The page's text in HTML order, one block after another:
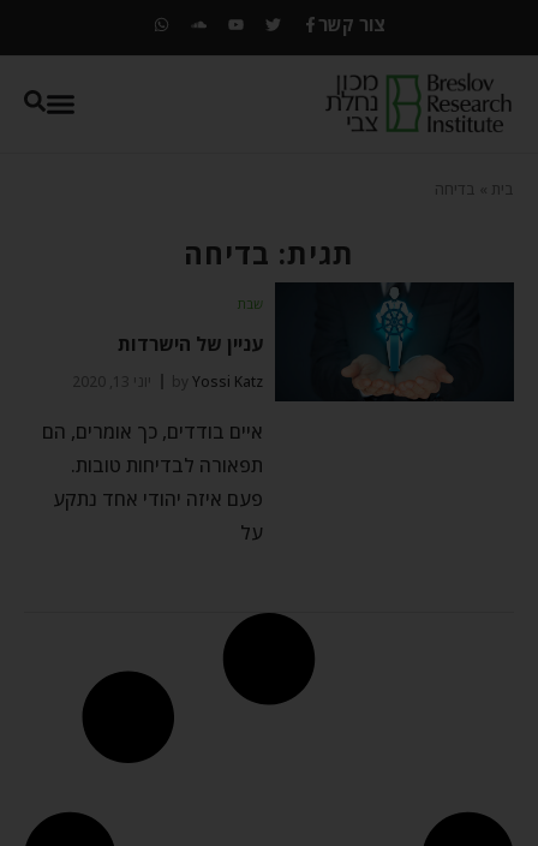
צור קשר
בית בדיחה
תגית: בדיחה
שבת
עניין של הישרדות
byYossi Katz יוני 13, 2020
איים בודדים, כך אומרים, הם
תפאורה לבדיחות טובות.
פעם איזה יהודי אחד נתקע
על